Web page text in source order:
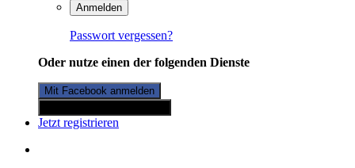
Anmelden
Passwort vergessen?
Oder nutze einen der folgenden Dienste
Mit Facebook anmelden
Jetzt registrieren